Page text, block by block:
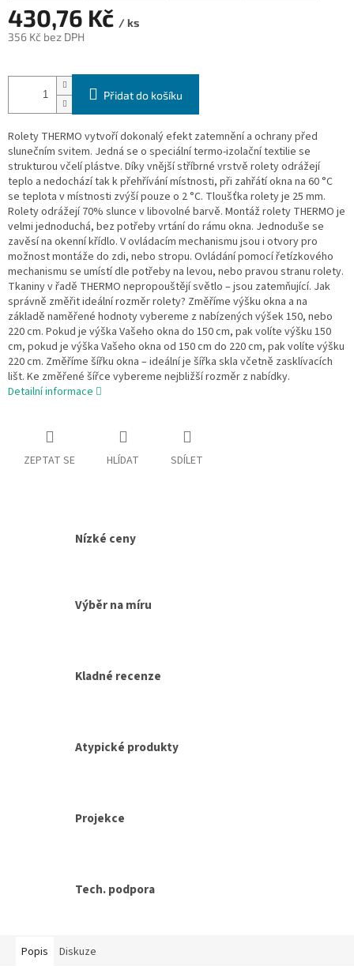
430,76 Kč / ks
356 Kč bez DPH
cena:
Přidat do košíku
Rolety THERMO vytvoří dokonalý efekt zatemnění a ochrany před
slunečním svitem. Jedná se o speciální termo-izolační textilie se
strukturou včelí plástve. Díky vnější stříbrné vrstvě rolety odrážejí
teplo a nedochází tak k přehřívání místnosti, při zahřátí okna na 60 °C
se teplota v místnosti zvýší pouze o 2 °C. Tloušťka rolety je 25 mm.
Rolety odrážejí 70% slunce v libovolné barvě. Montáž rolety THERMO je
velmi jednoduchá, bez potřeby vrtání do rámu okna. Jednoduše se
zavěsí na okenní křídlo. V ovládacím mechanismu jsou i otvory pro
možnost montáže do zdi, nebo stropu. Ovládání pomocí řetízkového
mechanismu se umístí dle potřeby na levou, nebo pravou stranu rolety.
Tkaniny v řadě THERMO nepropouštějí světlo – jsou zatemňující. Jak
správně změřit ideální rozměr rolety? Změříme výšku okna a na
základě naměřené hodnoty vybereme z nabízených výšek 150, nebo
220 cm. Pokud je výška Vašeho okna do 150 cm, pak volíte výšku 150
cm, pokud je výška Vašeho okna od 150 cm do 220 cm, pak volíte výšku
220 cm. Změříme šířku okna – ideální je šířka skla včetně zasklívacích
lišt. Ke změřené šířce vybereme nejbližší rozměr z nabídky.
Detailní informace
ZEPTAT SE HLÍDAT SDÍLET
Nízké ceny
Výběr na míru
Kladné recenze
Atypické produkty
Projekce
Tech. podpora
Popis Diskuze